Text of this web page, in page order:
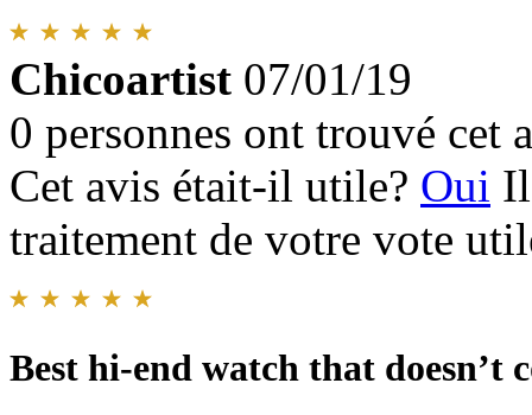
Chicoartist 07/01/19
0 personnes ont trouvé cet
Cet avis était-il utile? Oui
traitement de votre vote
Best hi-end watch that doesn’t